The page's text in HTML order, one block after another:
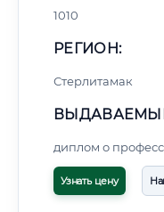
1010
РЕГИОН:
Стерлитамак
диплом о
Узнать цену